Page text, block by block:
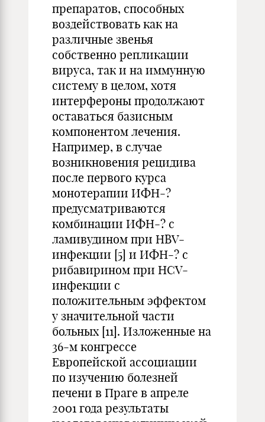
препаратов, способных
воздействовать как на
различные звенья
собственно репликации
вируса, так и на иммунную
систему в целом, хотя
интерфероны продолжают
оставаться базисным
компонентом лечения.
Например, в случае
возникновения рецидива
после первого курса
монотерапии ИФН-?
предусматриваются
комбинации ИФН-? с
ламивудином при HBV-
инфекции [5] и ИФН-? с
рибавирином при HCV-
инфекции с
положительным эффектом
у значительной части
больных [11]. Изложенные на
36-м конгрессе
Европейской ассоциации
по изучению болезней
печени в Праге в апреле
2001 года результаты